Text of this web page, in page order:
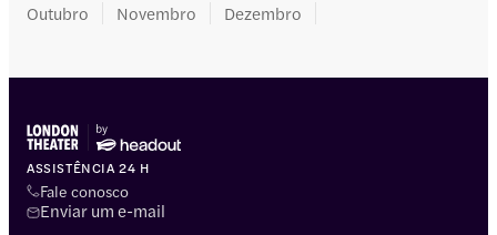
Outubro
Novembro Dezembro
ASSISTÊNCIA 24 H
Fale conosco
Enviar um e-mail